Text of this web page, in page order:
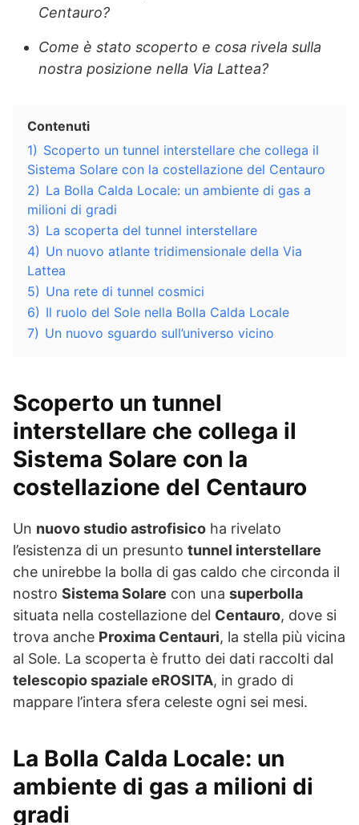
Centauro?
Come è stato scoperto e cosa rivela sulla
nostra posizione nella Via Lattea?
Contenuti
1) Scoperto un tunnel interstellare che collega il
Sistema Solare con la costellazione del Centauro
2) La Bolla Calda Locale: un ambiente di gas a
milioni di gradi
3) La scoperta del tunnel interstellare
4) Un nuovo atlante tridimensionale della Via
Lattea
5) Una rete di tunnel cosmici
6) Il ruolo del Sole nella Bolla Calda Locale
7) Un nuovo sguardo sull’universo vicino
Scoperto un tunnel
interstellare che collega il
Sistema Solare con la
costellazione del Centauro
Un nuovo studio astrofisico ha rivelato
l’esistenza di un presunto tunnel interstellare
che unirebbe la bolla di gas caldo che circonda il
nostro Sistema Solare con una superbolla
situata nella costellazione del Centauro, dove si
trova anche Proxima Centauri, la stella più vicina
al Sole. La scoperta è frutto dei dati raccolti dal
telescopio spaziale eROSITA, in grado di
mappare l’intera sfera celeste ogni sei mesi.
La Bolla Calda Locale: un
ambiente di gas a milioni di
gradi